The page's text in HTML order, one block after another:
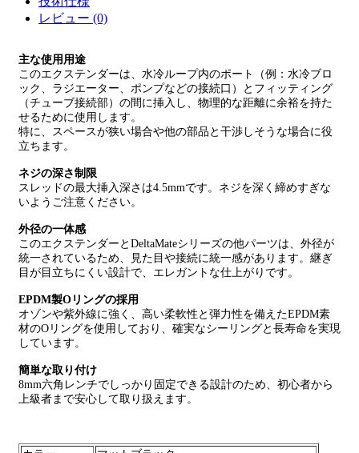
レビュー (0)
主な使用用途
このエクステンダーは、水冷ループ内のポート（例：水冷ブロ
ック、ラジエーター、ポンプなどの接続口）とフィッティング
（チューブ接続部）の間に挿入し、物理的な距離に余裕を持た
せるために使用します。
特に、スペースが狭い場合や他の部品と干渉しそうな場合に役
立ちます。
ネジの深さ制限
スレッドの最大挿入深さは4.5mmです。ネジを深く締めすぎな
いようご注意ください。
外径の一体感
このエクステンダーとDeltaMateシリーズの他パーツは、外径が
統一されているため、見た目や接続に統一感があります。継ぎ
目が目立ちにくい設計で、エレガントな仕上がりです。
EPDM製Oリングの採用
オゾンや紫外線に強く、高い柔軟性と弾力性を備えたEPDM素
材のOリングを使用しており、確実なシーリングと長寿命を実現
しています。
簡単な取り付け
8mm六角レンチでしっかり固定できる設計のため、初心者から
上級者まで安心して取り扱えます。